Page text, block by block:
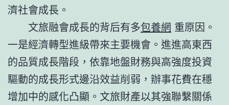
濟社會成長。
文旅融會成長的背后有多包養網 重原因。
一是經濟轉型進級帶來主要機會。進進高東西
的品質成長階段，依靠地盤財務與高強度投資
驅動的成長形式邊沿效益削弱，辦事花費在穩
增加中的感化凸顯。文旅財產以其強聯繫關係